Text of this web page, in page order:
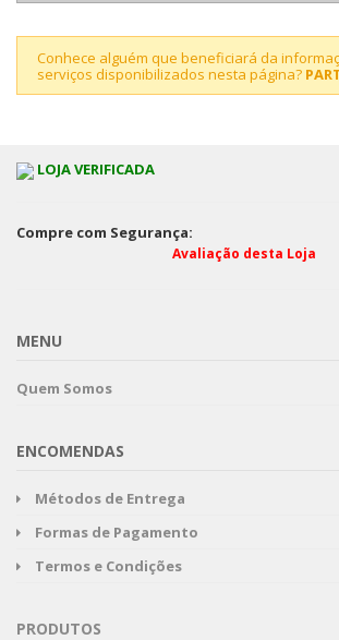
Conhece alguém que beneficiará da
serviços disponibilizados nesta página?
LOJA VERIFICADA
Compre com Segurança:
Avaliação desta Loja
MENU
Quem Somos
ENCOMENDAS
Métodos de Entrega
Formas de Pagamento
Termos e Condições
PRODUTOS